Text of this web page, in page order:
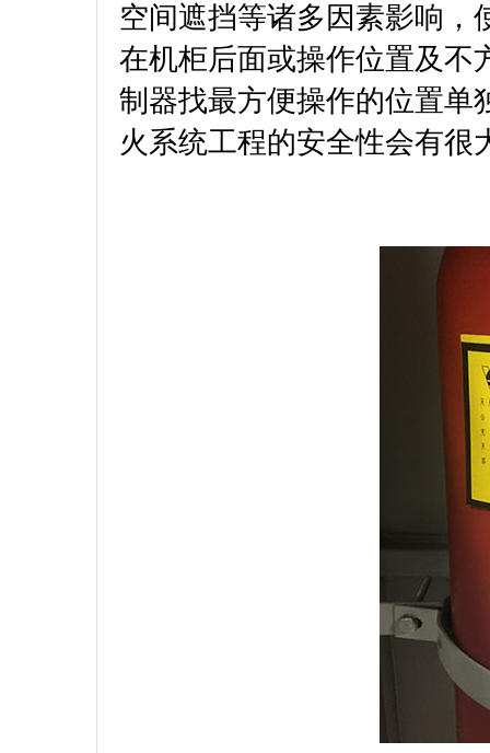
空间遮挡等诸多因素影响，
在机柜后面或操作位置及不
制器找最方便操作的位置单
火系统工程的安全性会有很